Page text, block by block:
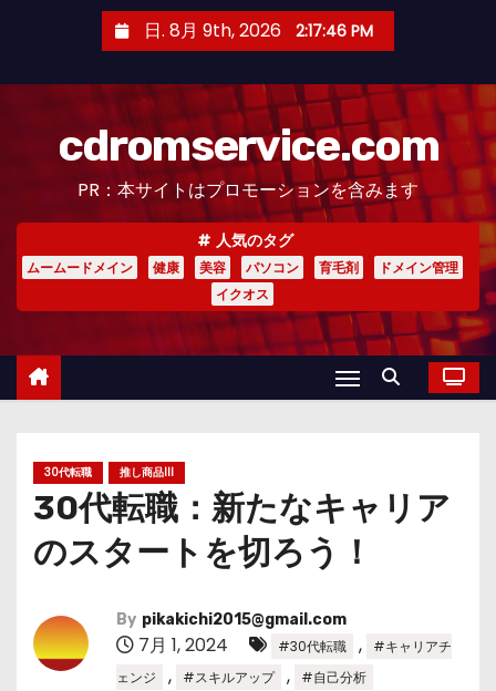
日. 8月 9th, 2026 2:17:47 PM
cdromservice.com
PR：本サイトはプロモーションを含みます
人気のタグ
ムームードメイン 健康 美容 パソコン 育毛剤
ドメイン管理
イクオス
30代転職 推し商品III
30代転職：新たなキャリア
のスタートを切ろう！
By pikakichi2015@gmail.com
7月 1, 2024 #30代転職 ,
#キャリアチ
ェンジ
, #スキルアップ , #自己分析